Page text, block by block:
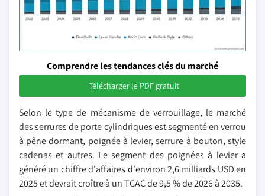
Comprendre les tendances clés du marché
Télécharger le PDF gratuit
Selon le type de mécanisme de verrouillage, le marché
des serrures de porte cylindriques est segmenté en verrou
à pêne dormant, poignée à levier, serrure à bouton, style
cadenas et autres. Le segment des poignées à levier a
généré un chiffre d'affaires d'environ 2,6 milliards USD en
2025 et devrait croître à un TCAC de 9,5 % de 2026 à 2035.